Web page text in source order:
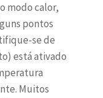
modo calor,
pontos
se de
está ativado
Muitos